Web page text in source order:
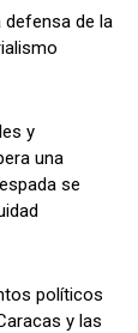
defensa de la
y
una
se
políticos
y las